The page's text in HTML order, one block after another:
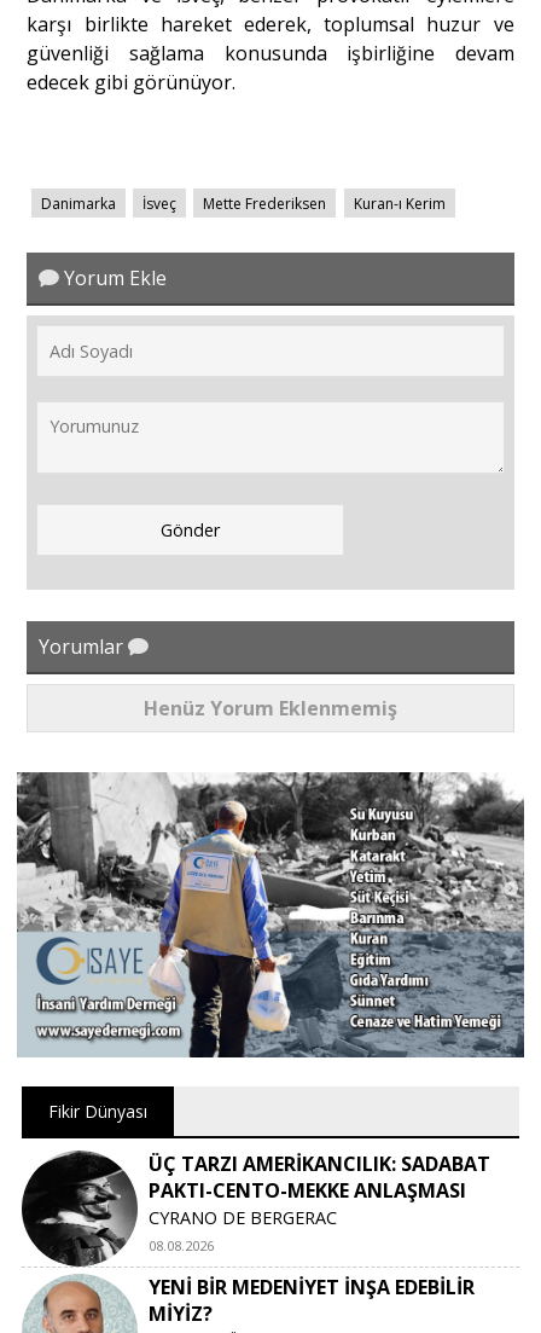
karşı birlikte hareket ederek, toplumsal huzur ve
güvenliği sağlama konusunda işbirliğine devam
edecek gibi görünüyor.
Danimarka İsveç Mette Frederiksen Kuran-ı Kerim
Yorum Ekle
Yorumlar
Henüz Yorum Eklenmemiş
Fikir Dünyası
ÜÇ TARZI AMERİKANCILIK: SADABAT
PAKTI-CENTO-MEKKE ANLAŞMASI
CYRANO DE BERGERAC
08.08.2026
YENİ BİR MEDENİYET İNŞA EDEBİLİR
MİYİZ?